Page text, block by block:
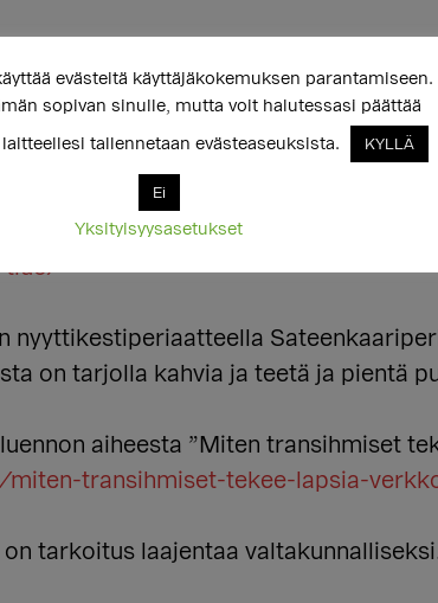
TDOR-tilaisuudessa klo
nyyttikestiperiaatteella
on tarjolla kahvia ja teetä ja pientä
aiheesta ”Miten transihmiset
transihmiset-tekee-lapsia-
tarkoitus laajentaa
evästeitä käyttäjäkokemuksen parantamiseen.
sopivan sinulle, mutta voit halutessasi päättää
tallennetaan evästeaseuksista. KYLLÄ
Ei
Yksityisyysasetukset